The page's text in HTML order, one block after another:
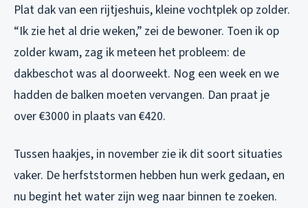
Plat dak van een rijtjeshuis, kleine vochtplek op zolder.
“Ik zie het al drie weken,” zei de bewoner. Toen ik op
zolder kwam, zag ik meteen het probleem: de
dakbeschot was al doorweekt. Nog een week en we
hadden de balken moeten vervangen. Dan praat je
over €3000 in plaats van €420.
Tussen haakjes, in november zie ik dit soort situaties
vaker. De herfststormen hebben hun werk gedaan, en
nu begint het water zijn weg naar binnen te zoeken.